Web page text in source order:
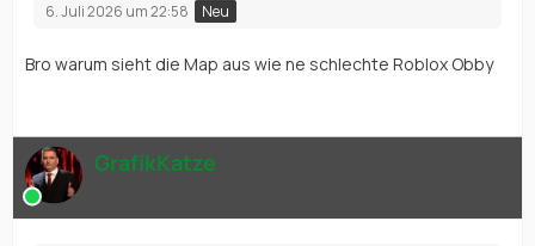
6. Juli 2026 um 22:58 Neu
Bro warum sieht die Map aus wie ne schlechte Roblox Obby
GrafikKatze